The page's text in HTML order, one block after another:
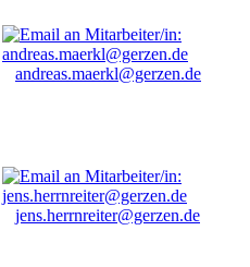
andreas.maerkl@gerzen.de
jens.herrnreiter@gerzen.de